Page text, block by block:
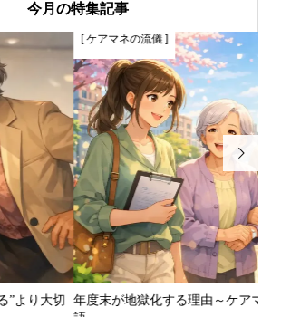
今月の特集記事
る理由～ケアマネさんの春先てんやわんや物
]
